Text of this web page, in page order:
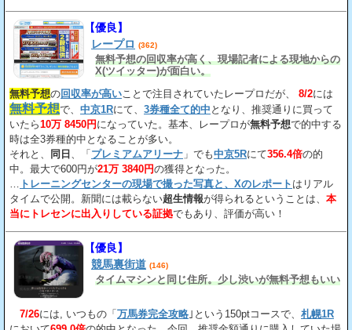
【優良】
レープロ (362)
無料予想の回収率が高く、現場記者による現地からの
X(ツイッター)が面白い。
無料予想の回収率が高い ことで注目されていたレープロだが、 8/2には
無料予想で、 中京1Rにて、 3券種全て的中 となり、推奨通りに買って
いたら10万 8450円 になっていた。基本、レープロが無料予想で的中する
時は全3券種的中となることが多い。
それと、
同日 、「 プレミアムアリーナ 」でも中京5Rにて356.4倍の的
中。最大で600円が21万 3840円の獲得となった。
トレーニングセンターの現場で撮った写真と、Xのレポート はリアル
タイムで公開。新聞には載らない超生情報が得られるということは、 本
当にトレセンに出入りしている証拠でもあり、評価が高い！
【優良】
競馬裏街道 (146)
タイムマシンと同じ住所。少し渋いが無料予想もいい
7/26には, いつもの「 万馬券完全攻略 ｣という150ptコースで、 札幌1R